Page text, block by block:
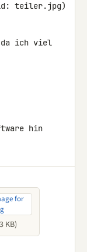
teiler.jpg)
da ich viel
hin
KB)